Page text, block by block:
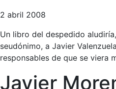
2 abril 2008
Un libro del despedido
seudónimo, a Javier
responsables de que se viera
Javier